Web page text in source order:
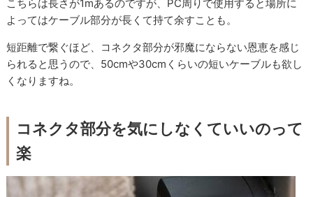
こちらは長さが1mあるのですが、PC周りで使用すると場所に
よってはケーブル部分が長くて持て余すことも。
短距離で繋ぐほど、コネクタ部分が邪魔にならない恩恵を感じ
られると思うので、50cmや30cmくらいの短いケーブルも欲し
くなりますね。
コネクタ部分を気にしなくていいのって
楽